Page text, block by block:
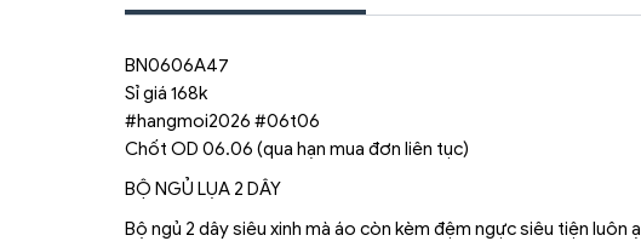
BN0606A47
Sỉ giá 168k
#hangmoi2026 #06t06
Chốt OD 06.06 (qua hạn mua đơn liên tục)
BỘ NGỦ LỤA 2 DÂY
Bộ ngủ 2 dây siêu xinh mà áo còn kèm đệm ngực siêu tiện luôn ạ